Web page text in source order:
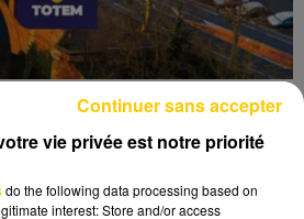
38 sec)
vie privée est notre priorité
do the following data processing based on
interest: Store and/or access
Continuer sans accepter